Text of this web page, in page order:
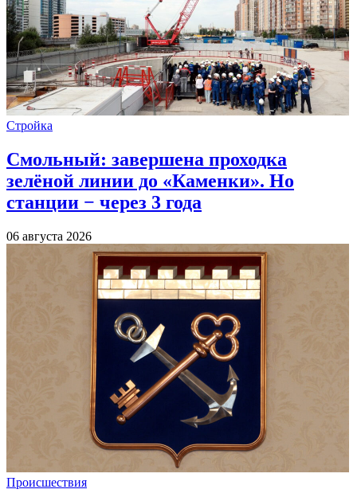
Стройка
Смольный: завершена проходка
зелёной линии до «Каменки». Но
станции − через 3 года
06 августа 2026
Происшествия